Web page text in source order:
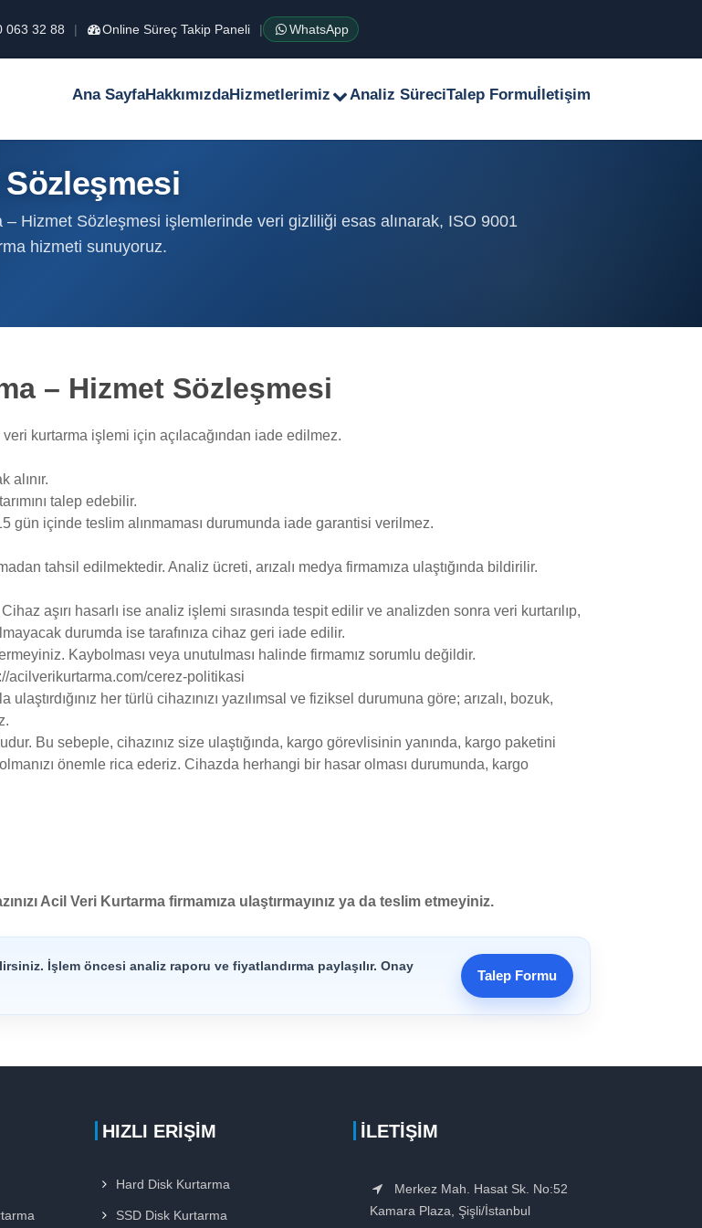
063 32 88 | Online Süreç Takip Paneli | WhatsApp
Ana SayfaHakkımızdaHizmetlerimiz Analiz SüreciTalep Formuİletişim
Hizmet Sözleşmesi işlemlerinde veri gizliliği esas alınarak, ISO 9001
hizmeti sunuyoruz.
– Hizmet Sözleşmesi
kurtarma işlemi için açılacağından iade edilmez.
alınır.
talep edebilir.
gün içinde teslim alınmaması durumunda iade garantisi verilmez.
tahsil edilmektedir. Analiz ücreti, arızalı medya firmamıza ulaştığında bildirilir.
aşırı hasarlı ise analiz işlemi sırasında tespit edilir ve analizden sonra veri kurtarılıp,
durumda ise tarafınıza cihaz geri iade edilir.
Kaybolması veya unutulması halinde firmamız sorumlu değildir.
acilverikurtarma.com/cerez-politikasi
her türlü cihazınızı yazılımsal ve fiziksel durumuna göre; arızalı, bozuk,
Bu sebeple, cihazınız size ulaştığında, kargo görevlisinin yanında, kargo paketini
önemle rica ederiz. Cihazda herhangi bir hasar olması durumunda, kargo
Acil Veri Kurtarma firmamıza ulaştırmayınız ya da teslim etmeyiniz.
İşlem öncesi analiz raporu ve fiyatlandırma paylaşılır. Onay
Talep Formu
HIZLI ERIŞIM
Hard Disk Kurtarma
SSD Disk Kurtarma
İLETIŞIM
Merkez Mah. Hasat Sk. No:52
Kamara Plaza, Şişli/İstanbul